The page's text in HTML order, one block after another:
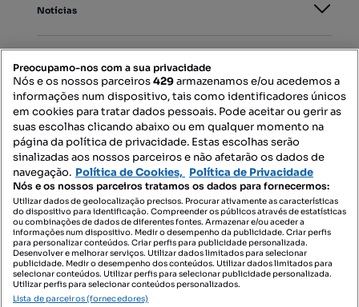
Notícias
Mapa do Site
Contacte-nos
SIGA-NOS:
DESCARREGAR NA:
Preocupamo-nos com a sua privacidade
Nós e os nossos parceiros429armazenamos e/ou acedemos a
informações num dispositivo, tais como identificadores únicos
em cookies para tratar dados pessoais. Pode aceitar ou gerir as
suas escolhas clicando abaixo ou em qualquer momento na
página da política de privacidade. Estas escolhas serão
sinalizadas aos nossos parceiros e não afetarão os dados de
navegação. Política de Cookies, Política de Privacidade
Nós e os nossos parceiros tratamos os dados para fornecermos:
Utilizar dados de geolocalização precisos. Procurar ativamente as características
do dispositivo para identificação. Compreender os públicos através de estatísticas
ou combinações de dados de diferentes fontes. Armazenar e/ou aceder a
informações num dispositivo. Medir o desempenho da publicidade. Criar perfis
para personalizar conteúdos. Criar perfis para publicidade personalizada.
Desenvolver e melhorar serviços. Utilizar dados limitados para selecionar
publicidade. Medir o desempenho dos conteúdos. Utilizar dados limitados para
selecionar conteúdos. Utilizar perfis para selecionar publicidade personalizada.
Utilizar perfis para selecionar conteúdos personalizados.
Lista de parceiros (fornecedores)